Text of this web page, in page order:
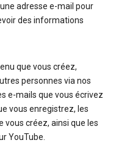
adresse e-mail pour
des informations
que vous créez,
personnes via nos
e-mails que vous écrivez
vous enregistrez, les
vous créez, ainsi que les
YouTube.